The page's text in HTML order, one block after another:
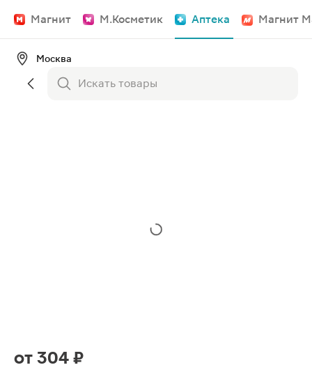
Магнит М.Косметик Аптека Магнит
Москва
от 304 ₽